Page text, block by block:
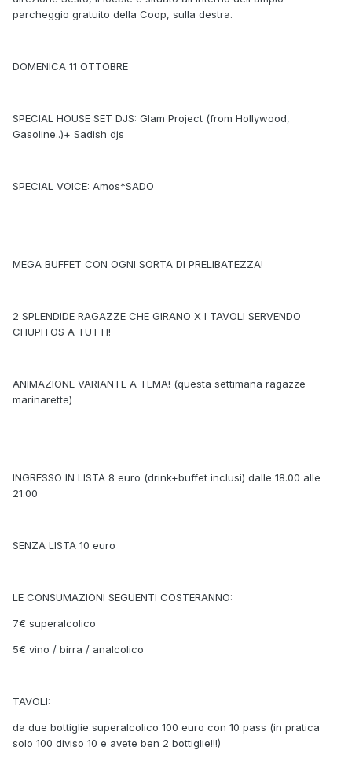
parcheggio gratuito della Coop, sulla destra.
DOMENICA 11 OTTOBRE
SPECIAL HOUSE SET DJS: Glam Project (from Hollywood,
Gasoline..)+ Sadish djs
SPECIAL VOICE: Amos*SADO
MEGA BUFFET CON OGNI SORTA DI PRELIBATEZZA!
2 SPLENDIDE RAGAZZE CHE GIRANO X I TAVOLI SERVENDO
CHUPITOS A TUTTI!
ANIMAZIONE VARIANTE A TEMA! (questa settimana ragazze
marinarette)
INGRESSO IN LISTA 8 euro (drink+buffet inclusi) dalle 18.00 alle
21.00
SENZA LISTA 10 euro
LE CONSUMAZIONI SEGUENTI COSTERANNO:
7€ superalcolico
5€ vino / birra / analcolico
TAVOLI:
da due bottiglie superalcolico 100 euro con 10 pass (in pratica
solo 100 diviso 10 e avete ben 2 bottiglie!!!)